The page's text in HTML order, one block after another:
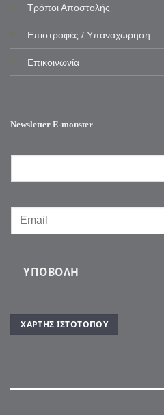
Τρόποι Αποστολής
Επιστροφές / Υπαναχώρηση
Επικοινωνία
Newsletter E-monster
ΥΠΟΒΟΛΉ
ΧΆΡΤΗΣ ΙΣΤΌΤΟΠΟΥ